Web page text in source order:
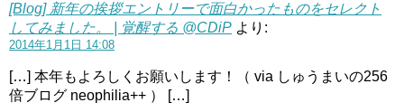
[Blog] 新年の挨拶エントリーで面白かったものをセレクト
してみました。 | 覚醒する @CDiP より:
2014年1月1日 14:08
[…] 本年もよろしくお願いします！（ via しゅうまいの256
倍ブログ neophilia++ ） […]